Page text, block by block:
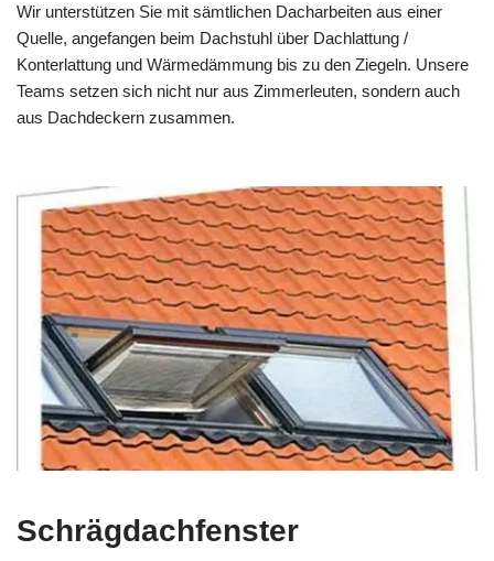
Wir unterstützen Sie mit sämtlichen Dacharbeiten aus einer
Quelle, angefangen beim Dachstuhl über Dachlattung /
Konterlattung und Wärmedämmung bis zu den Ziegeln. Unsere
Teams setzen sich nicht nur aus Zimmerleuten, sondern auch
aus Dachdeckern zusammen.
Schrägdachfenster